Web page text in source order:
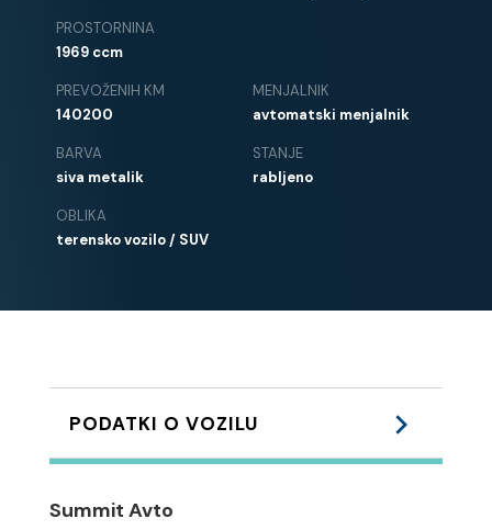
PROSTORNINA
1969 ccm
PREVOŽENIH KM
140200
MENJALNIK
avtomatski menjalnik
BARVA
siva metalik
STANJE
rabljeno
OBLIKA
terensko vozilo / SUV
PODATKI O VOZILU
Summit Avto